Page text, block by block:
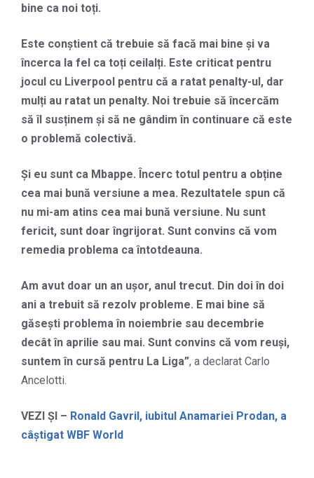
bine ca noi toți.
Este conștient că trebuie să facă mai bine și va
încerca la fel ca toți ceilalți. Este criticat pentru
jocul cu Liverpool pentru că a ratat penalty-ul, dar
mulți au ratat un penalty. Noi trebuie să încercăm
să îl susținem și să ne gândim în continuare că este
o problemă colectivă.
Și eu sunt ca Mbappe. Încerc totul pentru a obține
cea mai bună versiune a mea. Rezultatele spun că
nu mi-am atins cea mai bună versiune. Nu sunt
fericit, sunt doar îngrijorat. Sunt convins că vom
remedia problema ca întotdeauna.
Am avut doar un an ușor, anul trecut. Din doi în doi
ani a trebuit să rezolv probleme. E mai bine să
găsești problema în noiembrie sau decembrie
decât în ​​aprilie sau mai. Sunt convins că vom reuși,
suntem în cursă pentru La Liga”, a declarat Carlo
Ancelotti.
VEZI ȘI – Ronald Gavril, iubitul Anamariei Prodan, a
câștigat WBF World